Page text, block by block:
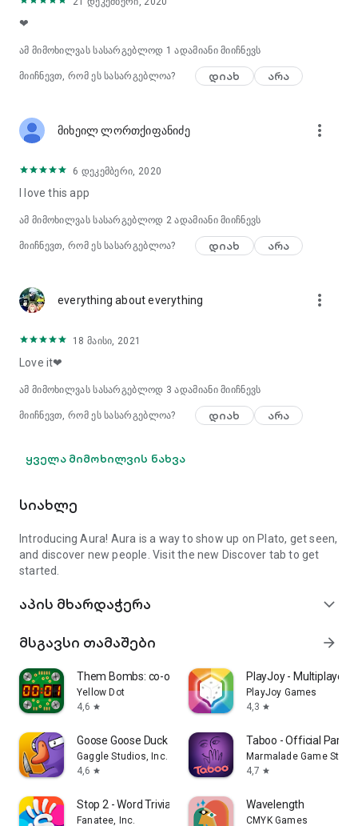
სამაგიდო და წვეულების თამაშები:
● ლუდო 🟠
● ბინგო 🅱️
● მაქცია (მაფია)🐺
● მშვილდოსნობა 🏹
● ხტომა
● ბოულინგი 🎳
● ფინჯნის პონგი
● მაგიდის ფეხბურთი ⚽
● მონსტრების მატჩი 💎
● ბრაულბოტები
● ბლიც ლიგა
შემოუერთდით მილიონობით მოთამაშეს მთელ
აპლიკაციად აქციეს მეგობრებთან ერთად
მეგობრობის საბოლოო შერწყმა ონლაინ თამაშებში!
გაქვთ შეკითხვა? მოგვწერეთ ელ.ფოსტაზე
hello@platoapp.com, სიამოვნებით მოგისმენთ.
❤
ამ მიმოხილვას სასარგებლოდ 1 ადამიანი მიიჩნევს
მიიჩნევთ, რომ ეს სასარგებლოა? დიახ არა
მიხეილ ლორთქიფანიძე more_vert
6 დეკემბერი, 2020
I love this app
ამ მიმოხილვას სასარგებლოდ 2 ადამიანი მიიჩნევს
მიიჩნევთ, რომ ეს სასარგებლოა? დიახ არა
everything about everything more_vert
18 მაისი, 2021
Love it❤
ამ მიმოხილვას სასარგებლოდ 3 ადამიანი მიიჩნევს
მიიჩნევთ, რომ ეს სასარგებლოა? დიახ არა
ყველა მიმოხილვის ნახვა
სიახლე
Introducing Aura! Aura is a way to show up on Plato, get seen,
and discover new people. Visit the new Discover tab to get
started.
აპის მხარდაჭერა expand_more
მსგავსი თამაშები arrow_forward
Them Bombs: co-op board game
Yellow Dot
4,6 star
PlayJoy - Multiplayer
PlayJoy Games
4,3 star
Goose Goose Duck
Gaggle Studios, Inc.
4,6 star
Taboo - Official Party
Marmalade Game
4,7 star
Stop 2 - Word Trivia Game
Fanatee, Inc.
Wavelength
CMYK Games